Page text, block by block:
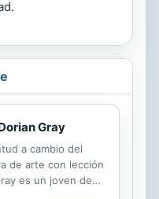
Gray
a cambio del
de arte con lección
es un joven de